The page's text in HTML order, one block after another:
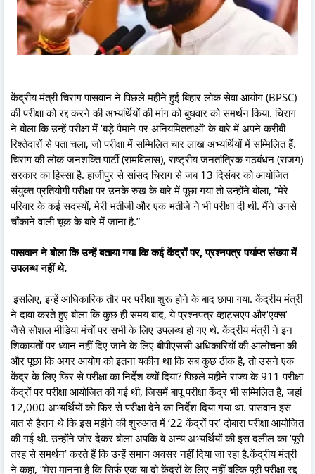
केंद्रीय मंत्री चिराग पासवान ने पिछले महीने हुई बिहार लोक सेवा आयोग (BPSC)
की परीक्षा को रद्द करने की अभ्यर्थियों की मांग को बुधवार को समर्थन किया. चिराग
ने बोला कि उन्हें परीक्षा में ‘बड़े पैमाने पर अनियमितताओं’ के बारे में अपने करीबी
रिश्तेदारों से पता चला, जो परीक्षा में सम्मिलित चार लाख अभ्यर्थियों में सम्मिलित हैं.
चिराग की लोक जनशक्ति पार्टी (रामविलास), राष्ट्रीय जनतांत्रिक गठबंधन (राजग)
सरकार का हिस्सा है. हाजीपुर से सांसद चिराग से जब 13 दिसंबर को आयोजित
संयुक्त प्रतियोगी परीक्षा पर उनके रुख के बारे में पूछा गया तो उन्होंने बोला, “मेरे
परिवार के कई सदस्यों, मेरी भतीजी और एक भतीजे ने भी परीक्षा दी थी. मैंने उनसे
चौंकाने वाली चूक के बारे में जाना है.”
पासवान ने बोला कि उन्हें बताया गया कि कई केंद्रों पर, प्रश्नपत्र पर्याप्त संख्या में
उपलब्ध नहीं थे.
इसलिए, इन्हें आधिकारिक तौर पर परीक्षा शुरू होने के बाद छापा गया. केंद्रीय मंत्री
ने दावा करते हुए बोला कि कुछ ही समय बाद, ये प्रश्नपत्र व्हाट्सएप और‘एक्स’
जैसे सोशल मीडिया मंचों पर सभी के लिए उपलब्ध हो गए थे. केंद्रीय मंत्री ने इन
शिकायतों पर ध्यान नहीं दिए जाने के लिए बीपीएससी अधिकारियों की आलोचना की
और पूछा कि अगर आयोग को इतना यकीन था कि सब कुछ ठीक है, तो उसने एक
केंद्र के लिए फिर से परीक्षा का निर्देश क्यों दिया? पिछले महीने राज्य के 911 परीक्षा
केंद्रों पर परीक्षा आयोजित की गई थी, जिसमें बापू परीक्षा केंद्र भी सम्मिलित है, जहां
12,000 अभ्यर्थियों को फिर से परीक्षा देने का निर्देश दिया गया था. पासवान इस
बात से हैरान थे कि इस महीने की शुरुआत में ‘22 केंद्रों पर’ दोबारा परीक्षा आयोजित
की गई थी. उन्होंने जोर देकर बोला अपकि वे अन्य अभ्यर्थियों की इस दलील का ‘पूरी
तरह से समर्थन’ करते हैं कि उन्हें समान अवसर नहीं दिया जा रहा है.केंद्रीय मंत्री
ने कहा, “मेरा मानना है कि सिर्फ एक या दो केंद्रों के लिए नहीं बल्कि पूरी परीक्षा रद्द